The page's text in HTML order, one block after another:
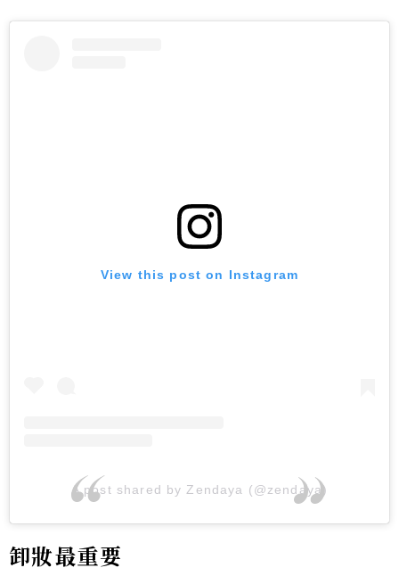
View this post on Instagram
A post shared by Zendaya (@zendaya)
卸妝最重要